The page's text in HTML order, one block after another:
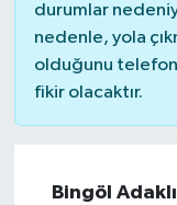
durumlar
nedenle, yola
olduğunu telefon
fikir olacaktır.
Bingöl Adaklı